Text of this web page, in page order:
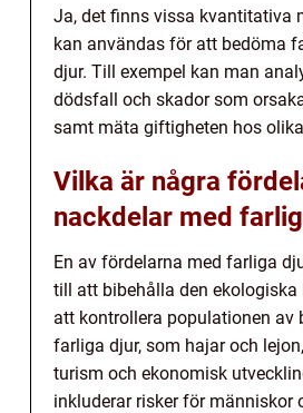
Ja, det finns vissa kvantitativa
kan användas för att bedöma
djur. Till exempel kan man
dödsfall och skador som
samt mäta giftigheten hos
Vilka är några
nackdelar med
En av fördelarna med farliga
till att bibehålla den ekologiska
att kontrollera populationen av
farliga djur, som hajar och
turism och ekonomisk
inkluderar risker för människor